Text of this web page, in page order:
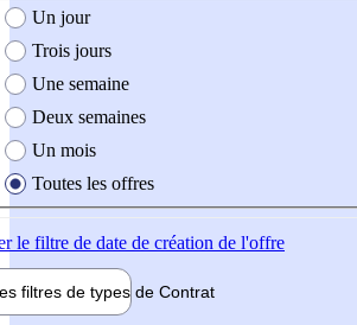
création de l'offre
Un jour
Trois jours
Une semaine
Deux semaines
Un mois
Toutes les offres
le filtre de date de création de l'offre
filtres de types de Contrat